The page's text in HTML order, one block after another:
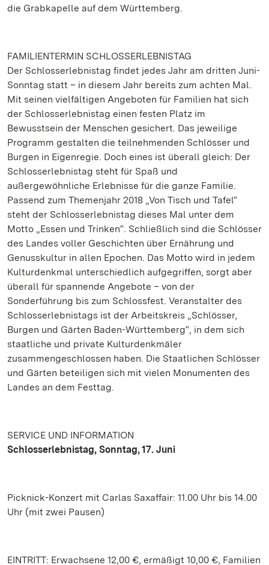
die Grabkapelle auf dem Württemberg.
FAMILIENTERMIN SCHLOSSERLEBNISTAG
Der Schlosserlebnistag findet jedes Jahr am dritten Juni-
Sonntag statt – in diesem Jahr bereits zum achten Mal.
Mit seinen vielfältigen Angeboten für Familien hat sich
der Schlosserlebnistag einen festen Platz im
Bewusstsein der Menschen gesichert. Das jeweilige
Programm gestalten die teilnehmenden Schlösser und
Burgen in Eigenregie. Doch eines ist überall gleich: Der
Schlosserlebnistag steht für Spaß und
außergewöhnliche Erlebnisse für die ganze Familie.
Passend zum Themenjahr 2018 „Von Tisch und Tafel“
steht der Schlosserlebnistag dieses Mal unter dem
Motto „Essen und Trinken“. Schließlich sind die Schlösser
des Landes voller Geschichten über Ernährung und
Genusskultur in allen Epochen. Das Motto wird in jedem
Kulturdenkmal unterschiedlich aufgegriffen, sorgt aber
überall für spannende Angebote – von der
Sonderführung bis zum Schlossfest. Veranstalter des
Schlosserlebnistags ist der Arbeitskreis „Schlösser,
Burgen und Gärten Baden-Württemberg“, in dem sich
staatliche und private Kulturdenkmäler
zusammengeschlossen haben. Die Staatlichen Schlösser
und Gärten beteiligen sich mit vielen Monumenten des
Landes an dem Festtag.
SERVICE UND INFORMATION
Schlosserlebnistag, Sonntag, 17. Juni
Picknick-Konzert mit Carlas Saxaffair: 11.00 Uhr bis 14.00
Uhr (mit zwei Pausen)
EINTRITT: Erwachsene 12,00 €, ermäßigt 10,00 €, Familien